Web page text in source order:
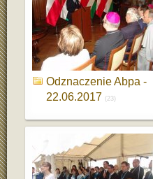
Odznaczenie Abpa -
22.06.2017 (23)